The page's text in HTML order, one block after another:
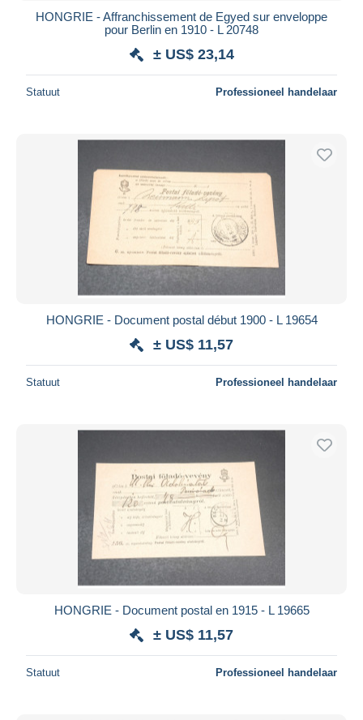
HONGRIE - Affranchissement de Egyed sur enveloppe
pour Berlin en 1910 - L 20748
± US$ 23,14
Statuut Professioneel handelaar
HONGRIE - Document postal début 1900 - L 19654
± US$ 11,57
Statuut Professioneel handelaar
HONGRIE - Document postal en 1915 - L 19665
± US$ 11,57
Statuut Professioneel handelaar